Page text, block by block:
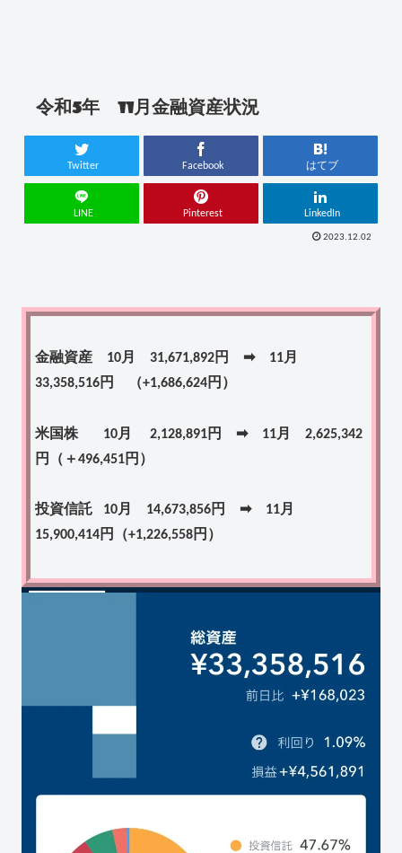
令和5年 11月金融資産状況
Twitter Facebook はてブ
LINE Pinterest LinkedIn
2023.12.02
金融資産 10月 31,671,892円 ➡ 11月
33,358,516円
（+1,686,624円）
米国株 10月 2,128,891円 ➡ 11月 2,625,342
円（＋496,451円）
投資信託 10月 14,673,856円 ➡ 11月
15,900,414円 （+1,226,558円）